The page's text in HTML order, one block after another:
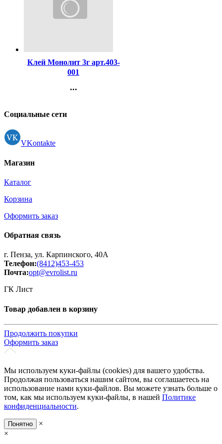
Клей Монолит 3г арт.403-
001
...
Регистрация
Социальные сети
VKontakte
Магазин
Каталог
Корзина
Оформить заказ
Обратная связь
г. Пенза, ул. Карпинского, 40А
Телефон:(8412)453-453
Почта:opt@evrolist.ru
ГК Лист
Товар добавлен в корзину
Продолжить покупки
Оформить заказ
Мы используем куки-файлы (cookies) для вашего удобства.
Продолжая пользоваться нашим сайтом, вы соглашаетесь на
использование нами куки-файлов. Вы можете узнать больше о
том, как мы используем куки-файлы, в нашей Политике
конфиденциальности.
Понятно
×
×